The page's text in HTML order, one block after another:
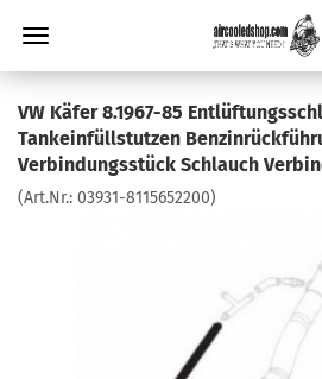
VW Käfer 8.1967-85
Tankeinfüllstutzen
Verbindungsstück Schlauch
(Art.Nr.: 03931-8115652200)